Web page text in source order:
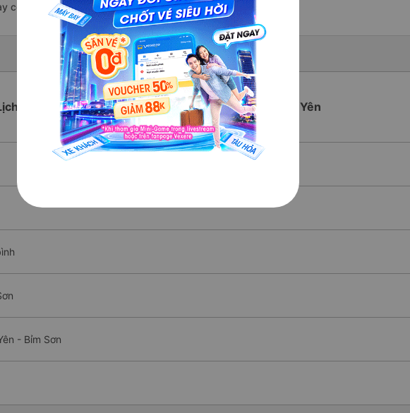
có chất lượng xuất sắc.
trình chi tiết các xe Giường nằm Đi Bỉm Sơn từ Phú Yên
- Bỉm Sơn